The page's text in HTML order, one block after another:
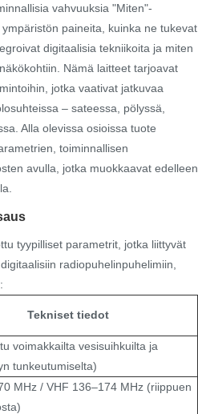
vahvuuksia "Miten"-
paineita, kuinka ne tukevat
digitaalisia tekniikoita ja miten
Nämä laitteet tarjoavat
jotka vaativat jatkuvaa
– sateessa, pölyssä,
Alla olevissa osioissa tuote
toiminnallisen
avulla, jotka muokkaavat edelleen
tyypilliset parametrit, jotka liittyvät
radiopuhelinpuhelimiin,
Tekniset tiedot
voimakkailta vesisuihkuilta ja
tunkeutumiselta)
MHz / VHF 136–174 MHz (riippuen